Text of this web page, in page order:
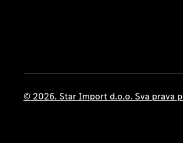
© 2026. Star Import d.o.o. Sva prava